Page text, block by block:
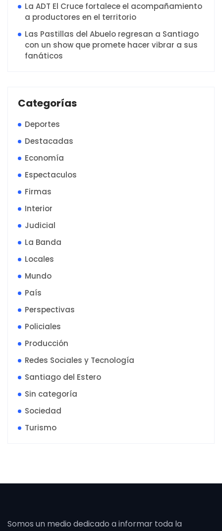
La ADT El Cruce fortalece el acompañamiento
a productores en el territorio
Las Pastillas del Abuelo regresan a Santiago
con un show que promete hacer vibrar a sus
fanáticos
Categorías
Deportes
Destacadas
Economía
Espectaculos
Firmas
Interior
Judicial
La Banda
Locales
Mundo
País
Perspectivas
Policiales
Producción
Redes Sociales y Tecnología
Santiago del Estero
Sin categoría
Sociedad
Turismo
Somos un medio dedicado a informar toda la